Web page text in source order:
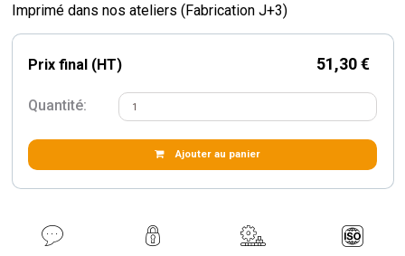
Imprimé dans nos ateliers (Fabrication J+3)
Prix final (HT) 51,30 €
Quantité:
Ajouter au panier